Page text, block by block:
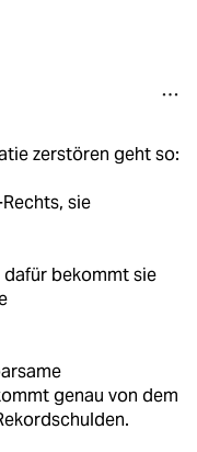
zerstören geht so:
sie
dafür bekommt sie
genau von dem